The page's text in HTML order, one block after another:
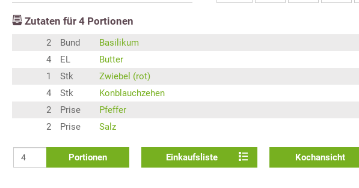
Zutaten für 4 Portionen
2 Bund
Basilikum
4
EL
Butter
1
Stk
Zwiebel (rot)
4
Stk
Konblauchzehen
2
Prise
Pfeffer
2
Prise Salz
Portionen Einkaufsliste Kochansicht